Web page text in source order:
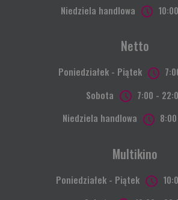
Niedziela handlowa
Netto
Poniedziałek - Piątek
Sobota
7:00 -
Niedziela handlowa
Multikino
Poniedziałek - Piątek